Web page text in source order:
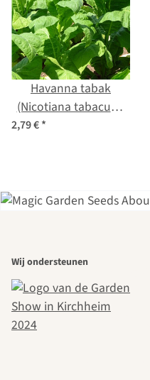
Havanna tabak
(Nicotiana tabacum)
2,79 €*
naar
leidt
Wij ondersteunen